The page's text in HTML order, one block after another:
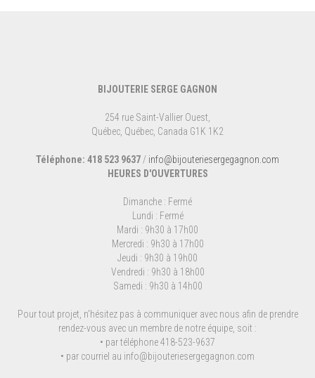
BIJOUTERIE SERGE GAGNON
254 rue Saint-Vallier Ouest,
Québec, Québec, Canada G1K 1K2
Téléphone: 418 523 9637/ info@bijouteriesergegagnon.com
HEURES D'OUVERTURES
Dimanche : Fermé
Lundi : Fermé
Mardi : 9h30 à 17h00
Mercredi : 9h30 à 17h00
Jeudi : 9h30 à 19h00
Vendredi : 9h30 à 18h00
Samedi : 9h30 à 14h00
Pour tout projet, n'hésitez pas à communiquer avec nous afin de prendre
rendez-vous avec un membre de notre équipe, soit :
• par téléphone 418-523-9637
• par courriel au info@bijouteriesergegagnon.com